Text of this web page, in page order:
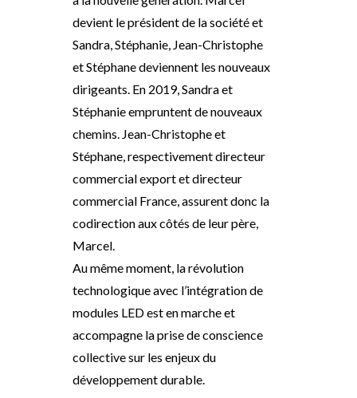
devient le président de la société et
Sandra, Stéphanie, Jean-Christophe
et Stéphanedeviennent les nouveaux
dirigeants. En 2019, Sandra et
Stéphanie empruntent de nouveaux
chemins. Jean-Christophe et
Stéphane, respectivement directeur
commercial export et directeur
commercial France, assurent donc la
codirection aux côtés de leur père,
Marcel.
Au même moment, larévolution
technologique avec l’intégration de
modules LED est en marche et
accompagne la prise de conscience
collective sur les enjeux du
développement durable.